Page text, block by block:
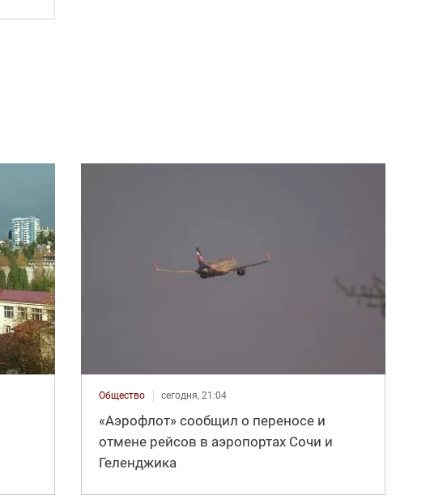
Общество сегодня, 21:04
«Аэрофлот» сообщил о переносе и
отмене рейсов в аэропортах Сочи и
Геленджика